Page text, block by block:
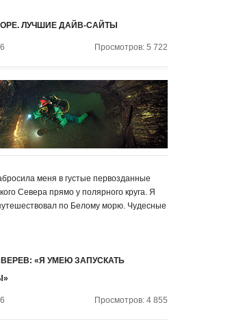
ЛУЧШИЕ ДАЙВ-САЙТЫ
Просмотров: 5 722
меня в густые первозданные
Севера прямо у полярного круга. Я
по Белому морю. Чудесные
«Я УМЕЮ ЗАПУСКАТЬ
Просмотров: 4 855